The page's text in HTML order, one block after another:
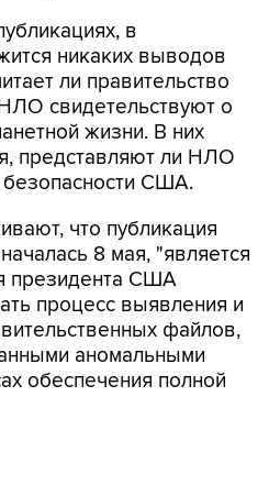
в
никаких выводов
ли правительство
свидетельствуют о
жизни. В них
представляют ли НЛО
безопасности США.
что публикация
8 мая, "является
президента США
процесс выявления и
файлов,
аномальными
обеспечения полной